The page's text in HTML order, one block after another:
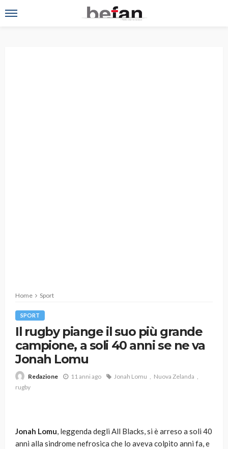
Home Sport
SPORT
Il rugby piange il suo più grande
campione, a soli 40 anni se ne va
Jonah Lomu
Redazione 11 anni ago Jonah Lomu
Nuova Zelanda
rugby
Jonah Lomu, leggenda degli All Blacks, si è arreso a soli 40
anni alla sindrome nefrosica che lo aveva colpito anni fa, e